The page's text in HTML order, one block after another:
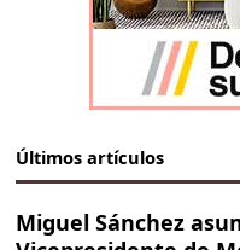
Últimos artículos
Miguel Sánchez